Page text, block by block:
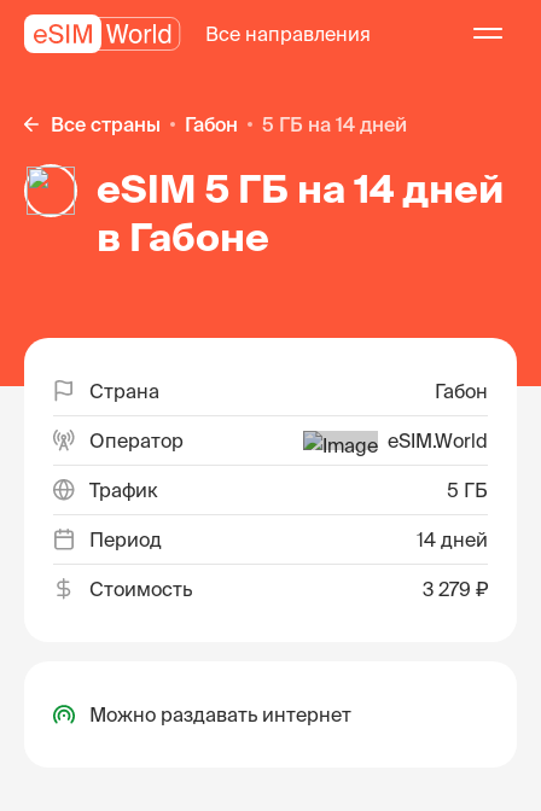
Все направления
Все страны Габон 5 ГБ на 14 дней
eSIM 5 ГБ на 14 дней
в Габоне
Страна Габон
Оператор eSIM.World
Трафик 5 ГБ
Период 14 дней
Стоимость 3 279 ₽
Можно раздавать интернет